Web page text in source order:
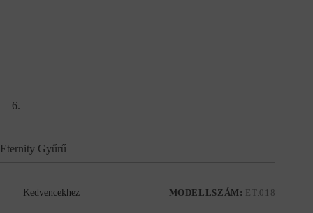
Eternity Gyűrű
MODELLSZÁM: ET.018
Kedvencekhez